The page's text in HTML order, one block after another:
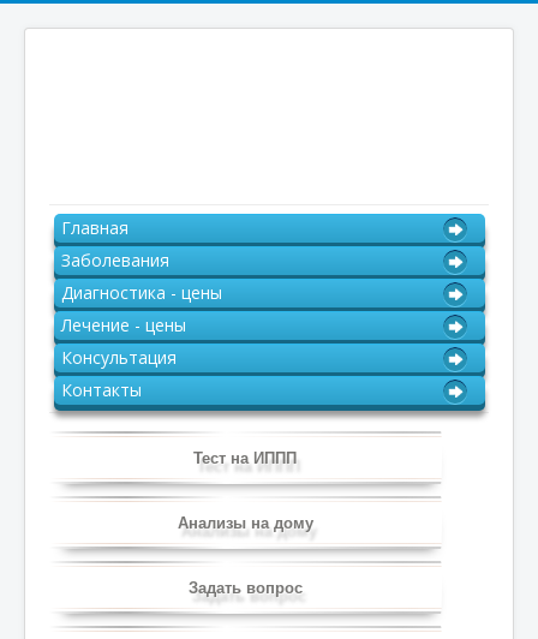
Главная
Заболевания
Диагностика - цены
Лечение - цены
Консультация
Контакты
Тест на ИППП
Анализы на дому
Задать вопрос